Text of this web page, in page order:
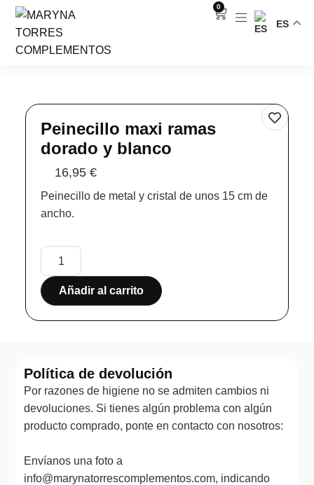
0
ES
Peinecillo maxi ramas
dorado y blanco
16,95€
Peinecillo de metal y cristal de unos 15 cm de
ancho.
Añadir al carrito
Política de devolución
Por razones de higiene no se admiten cambios ni
devoluciones. Si tienes algún problema con algún
producto comprado, ponte en contacto con nosotros:
Envíanos una foto a
info@marynatorrescomplementos.com, indicando